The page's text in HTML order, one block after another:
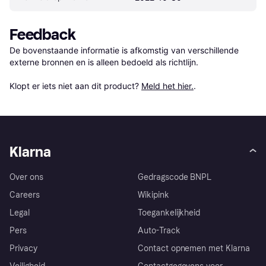
Feedback
De bovenstaande informatie is afkomstig van verschillende
externe bronnen en is alleen bedoeld als richtlijn.
Klopt er iets niet aan dit product? Meld het hier..
Klarna
Over ons
Careers
Legal
Pers
Privacy
Gedragscode BNPL
Wikipink
Toegankelijkheid
Auto-Track
Contact opnemen met Klarna